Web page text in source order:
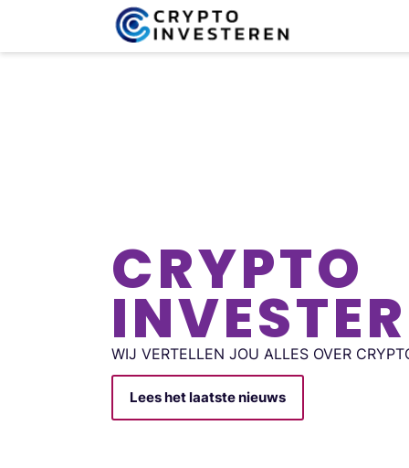
CRYPTO
WIJ VERTELLEN JOU ALLES OVER
Lees het laatste nieuws